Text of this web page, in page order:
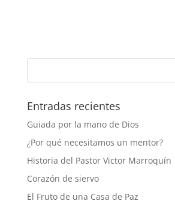
Entradas recientes
Guiada por la mano de Dios
¿Por qué necesitamos un mentor?
Historia del Pastor Victor Marroquín
Corazón de siervo
El Fruto de una Casa de Paz